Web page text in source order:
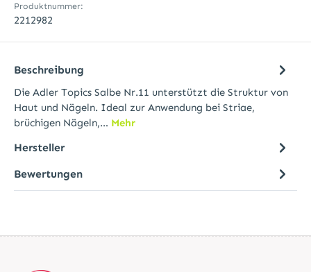
Produktnummer:
2212982
Beschreibung
Die Adler Topics Salbe Nr.11 unterstützt die Struktur von
Haut und Nägeln. Ideal zur Anwendung bei Striae,
brüchigen Nägeln,… Mehr
Hersteller
Bewertungen